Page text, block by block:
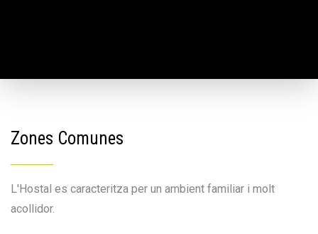
Zones Comunes
L'Hostal es caracteritza per un ambient familiar i molt
acollidor.